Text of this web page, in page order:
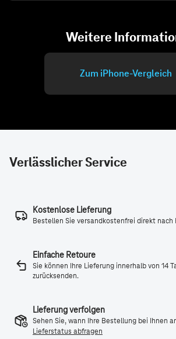
Verlässlicher Service
Kostenlose Lieferung
Bestellen Sie versandkostenfrei direkt nach
Einfache Retoure
Sie können Ihre Lieferung innerhalb von 14
zurücksenden.
Lieferung verfolgen
Sehen Sie, wann Ihre Bestellung bei Ihnen
Lieferstatus abfragen